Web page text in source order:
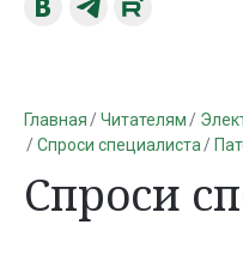
Главная Читателям
Спроси специалиста
Спроси